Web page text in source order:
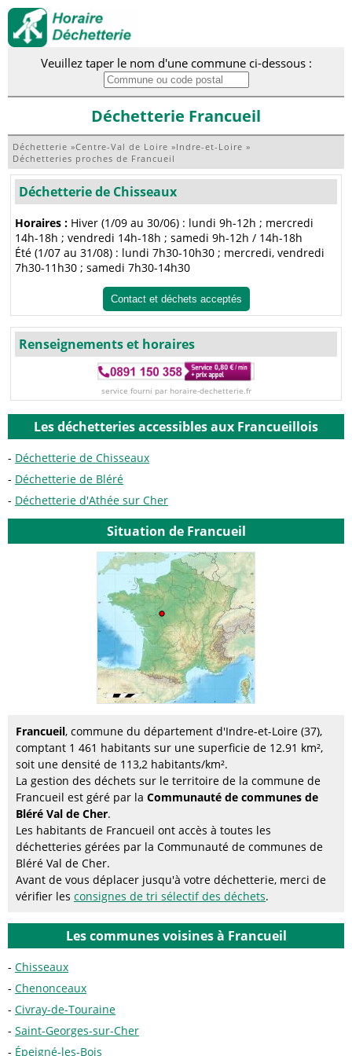
Veuillez taper le nom d'une commune ci-dessous :
Déchetterie Francueil
Déchetterie »Centre-Val de Loire »Indre-et-Loire »
Déchetteries proches de Francueil
Déchetterie de Chisseaux
Horaires : Hiver (1/09 au 30/06) : lundi 9h-12h ; mercredi
14h-18h ; vendredi 14h-18h ; samedi 9h-12h / 14h-18h
Été (1/07 au 31/08) : lundi 7h30-10h30 ; mercredi, vendredi
7h30-11h30 ; samedi 7h30-14h30
Contact et déchets acceptés
Renseignements et horaires
service fourni par horaire-dechetterie.fr
Les déchetteries accessibles aux Francueillois
Déchetterie de Chisseaux
Déchetterie de Bléré
Déchetterie d'Athée sur Cher
Situation de Francueil
Francueil, commune du département d'Indre-et-Loire (37),
comptant 1 461 habitants sur une superficie de 12.91 km²,
soit une densité de 113,2 habitants/km².
La gestion des déchets sur le territoire de la commune de
Francueil est géré par la Communauté de communes de
Bléré Val de Cher.
Les habitants de Francueil ont accès à toutes les
déchetteries gérées par la Communauté de communes de
Bléré Val de Cher.
Avant de vous déplacer jusqu'à votre déchetterie, merci de
vérifier les consignes de tri sélectif des déchets.
Les communes voisines à Francueil
Chisseaux
Chenonceaux
Civray-de-Touraine
Saint-Georges-sur-Cher
Épeigné-les-Bois